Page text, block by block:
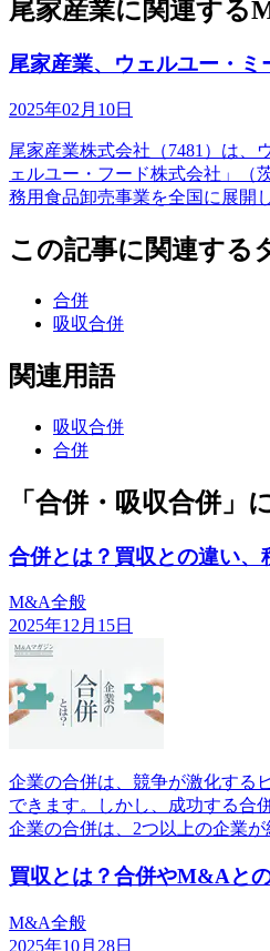
尾家産業に関連する
尾家産業、ウェルユー・
2025年02月10日
尾家産業株式会社（7481）は
ェルユー・フード株式会社」（
務用食品卸売事業を全国に展開
この記事に関連する
合併
吸収合併
関連用語
吸収合併
合併
「合併・吸収合併」
合併とは？買収との違い
M&A全般
2025年12月15日
企業の合併は、競争が激化する
できます。しかし、成功する合
企業の合併は、2つ以上の企業
買収とは？合併やM&Aと
M&A全般
2025年10月28日